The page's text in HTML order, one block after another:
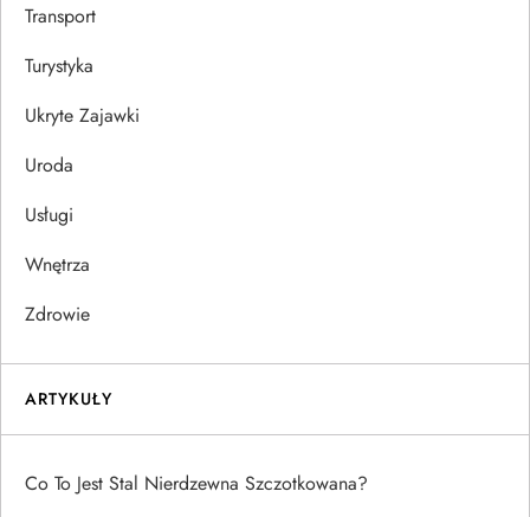
Transport
Turystyka
Ukryte Zajawki
Uroda
Usługi
Wnętrza
Zdrowie
ARTYKUŁY
Co To Jest Stal Nierdzewna Szczotkowana?